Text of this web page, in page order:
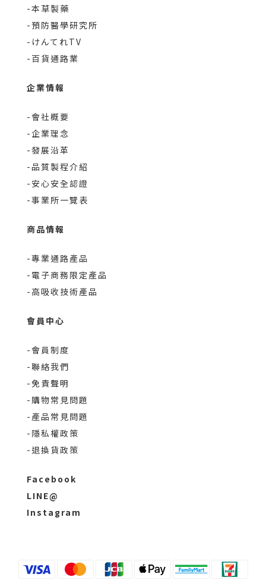
-本草製藥
-預防醫學研究所
-けんてれTV
-百貨通路業
企業情報
-會社概要
-企業理念
-發展沿革
-品質製程介紹
-安心安全認證
-事業所一覽表
商品情報
-專業通路產品
-電子商務限定產品
-高吸收技術產品
會員中心
-會員制度
-聯絡我們
-免責聲明
-購物常見問題
-產品常見問題
-隱私權政策
-退換貨政策
Facebook
LINE@
Instagram